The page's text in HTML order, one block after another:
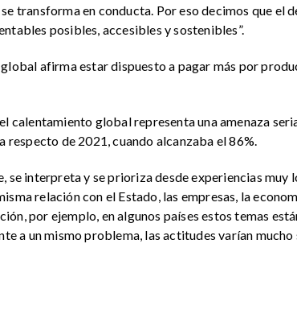
transforma en conducta. Por eso decimos que el
posibles, accesibles y sostenibles”.
afirma estar dispuesto a pagar más por
calentamiento global representa una amenaza
de 2021, cuando alcanzaba el 86%.
se interpreta y se prioriza desde experiencias muy
relación con el Estado, las empresas, la
por ejemplo, en algunos países estos temas
a un mismo problema, las actitudes varían mucho